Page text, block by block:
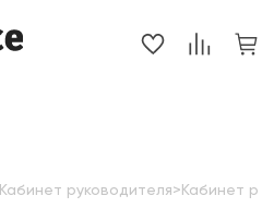
Кабинет руководителя> Кабинет